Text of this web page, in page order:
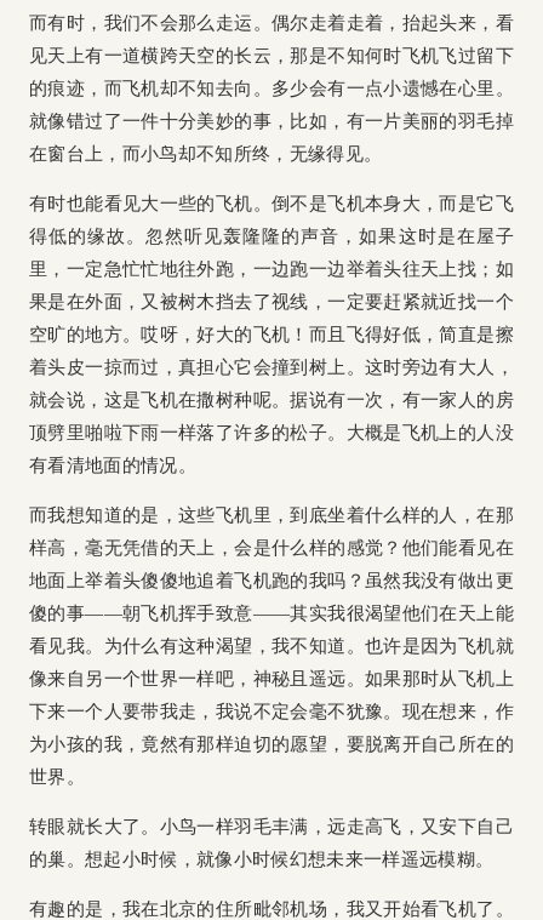
而有时，我们不会那么走运。偶尔走着走着，抬起头来，看
见天上有一道横跨天空的长云，那是不知何时飞机飞过留下
的痕迹，而飞机却不知去向。多少会有一点小遗憾在心里。
就像错过了一件十分美妙的事，比如，有一片美丽的羽毛掉
在窗台上，而小鸟却不知所终，无缘得见。
有时也能看见大一些的飞机。倒不是飞机本身大，而是它飞
得低的缘故。忽然听见轰隆隆的声音，如果这时是在屋子
里，一定急忙忙地往外跑，一边跑一边举着头往天上找；如
果是在外面，又被树木挡去了视线，一定要赶紧就近找一个
空旷的地方。哎呀，好大的飞机！而且飞得好低，简直是擦
着头皮一掠而过，真担心它会撞到树上。这时旁边有大人，
就会说，这是飞机在撒树种呢。据说有一次，有一家人的房
顶劈里啪啦下雨一样落了许多的松子。大概是飞机上的人没
有看清地面的情况。
而我想知道的是，这些飞机里，到底坐着什么样的人，在那
样高，毫无凭借的天上，会是什么样的感觉？他们能看见在
地面上举着头傻傻地追着飞机跑的我吗？虽然我没有做出更
傻的事——朝飞机挥手致意——其实我很渴望他们在天上能
看见我。为什么有这种渴望，我不知道。也许是因为飞机就
像来自另一个世界一样吧，神秘且遥远。如果那时从飞机上
下来一个人要带我走，我说不定会毫不犹豫。现在想来，作
为小孩的我，竟然有那样迫切的愿望，要脱离开自己所在的
世界。
转眼就长大了。小鸟一样羽毛丰满，远走高飞，又安下自己
的巢。想起小时候，就像小时候幻想未来一样遥远模糊。
有趣的是，我在北京的住所毗邻机场，我又开始看飞机了。